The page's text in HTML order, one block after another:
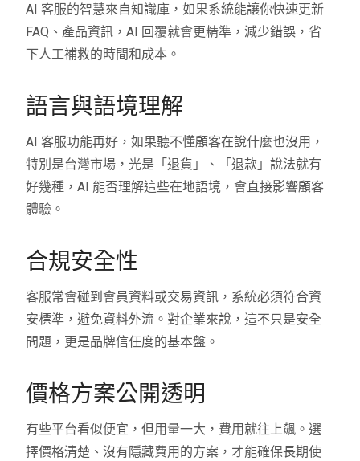
AI 客服的智慧來自知識庫，如果系統能讓你快速更新
FAQ、產品資訊，AI 回覆就會更精準，減少錯誤，省
下人工補救的時間和成本。
語言與語境理解
AI 客服功能再好，如果聽不懂顧客在說什麼也沒用，
特別是台灣市場，光是「退貨」、「退款」說法就有
好幾種，AI 能否理解這些在地語境，會直接影響顧客
體驗。
合規安全性
客服常會碰到會員資料或交易資訊，系統必須符合資
安標準，避免資料外流。對企業來說，這不只是安全
問題，更是品牌信任度的基本盤。
價格方案公開透明
有些平台看似便宜，但用量一大，費用就往上飆。選
擇價格清楚、沒有隱藏費用的方案，才能確保長期使